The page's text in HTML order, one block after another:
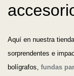
Aquí en nuestra
sorprendentes e
bolígrafos, fundas